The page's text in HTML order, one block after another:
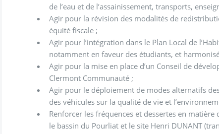
de l’eau et de l’assainissement, transports,
Agir pour la révision des modalités de
équité fiscale ;
Agir pour l’intégration dans le Plan Local de
notamment en faveur des étudiants, et
Agir pour la mise en place d’un Conseil de
Clermont Communauté ;
Agir pour le déploiement de modes alternatifs
des véhicules sur la qualité de vie et
Renforcer les fréquences et dessertes en
le bassin du Pourliat et le site Henri DUNANT